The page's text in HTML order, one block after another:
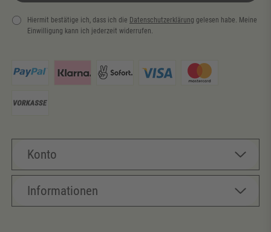
Hiermit bestätige ich, dass ich die Daten­schutz­erklärung gelesen habe. Meine
Einwilligung kann ich jederzeit widerrufen.
Konto
Informationen